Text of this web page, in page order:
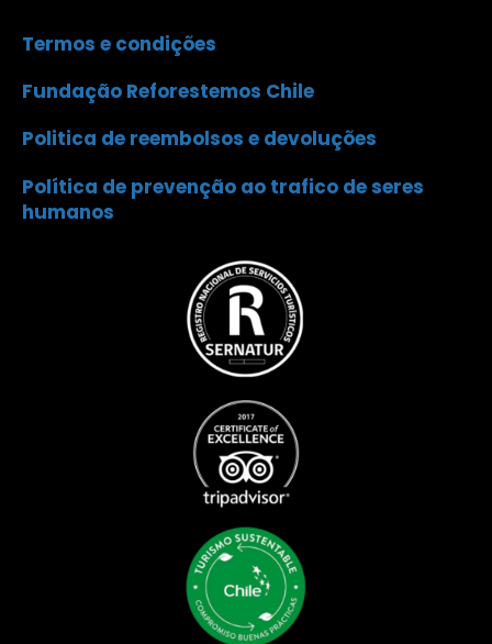
Termos e condições
Fundação Reforestemos Chile
Politica de reembolsos e devoluções
Política de prevenção ao trafico de seres
humanos